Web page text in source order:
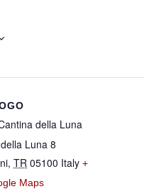
della Luna
Luna 8
, TR 05100 Italy +
Maps